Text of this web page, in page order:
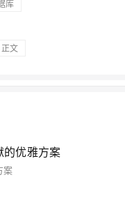
库
正文
优雅方案
案